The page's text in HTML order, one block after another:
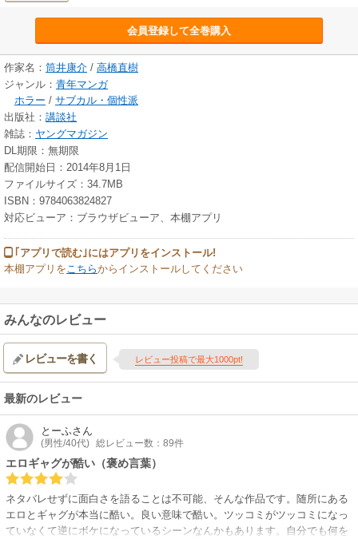
会員登録して全巻購入
作家名： 筒井康介 / 高橋直樹
ジャンル： 青年マンガ
ホラー / サブカル・個性派
出版社： 講談社
雑誌： ヤングマガジン
DL期限：無期限
配信開始日：2014年8月1日
ファイルサイズ：34.7MB
ISBN：9784063824827
対応ビューア：ブラウザビューア、本棚アプリ
｢アプリで読む｣にはアプリをインストール!
本棚アプリを こちらからインストールしてください
みんなのレビュー
レビューを書く レビュー投稿で最大1000pt!
最新のレビュー
とーふさん
(男性/40代) 総レビュー数：89件
エロギャグが酷い（褒め言葉）
ネタバレせずに面白さを語ることは不可能、そんな作品です。随所にある
エロとギャグが本当に酷い。良い意味で酷い。ツッコミがツッコミになっ
ていなくて逆にボケになっているシーンなんかもあります。自分でも何を